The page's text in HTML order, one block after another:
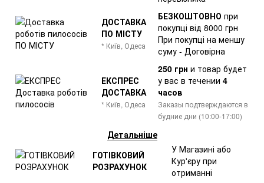
ДОСТАВКА
ПО МІСТУ
* Київ, Одеса
БЕЗКОШТОВНО при
покупці від 8000 грн
При покупці на меншу
суму - Договірна
ЕКСПРЕС
ДОСТАВКА
* Київ, Одеса
250 грн и товар будет
у вас в течении 4
часов
Заказы подтверждаются в
будние дни (10:00-17:00)
Детальніше
ГОТІВКОВИЙ
РОЗРАХУНОК
У Магазині або
Кур'єру при
отриманні